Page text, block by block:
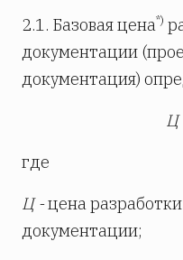
2.1. Базовая цена*)
документации
документация)
Ц
где
Ц -цена
документации;